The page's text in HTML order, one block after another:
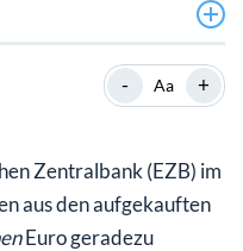
als Sicherheit
196 Mrd. Euro
- Aa +
Zentralbank (EZB) im
aus den aufgekauften
Euro geradezu